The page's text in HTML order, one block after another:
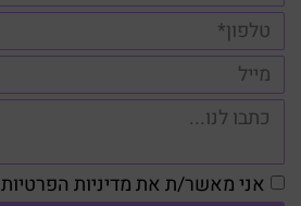
אני מאשר/ת את מדיניות הפרטיות